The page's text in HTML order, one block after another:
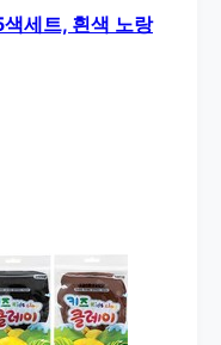
세트, 흰색 노랑